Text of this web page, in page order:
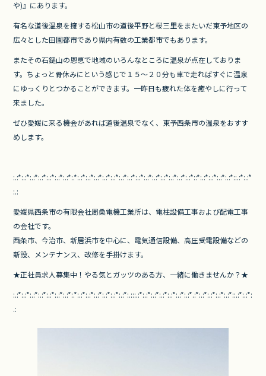
b
o
o
k
や)』にあります。
有名な道後温泉を擁する松山市の道後平野と桜三里をまたいだ東予地区の
広々とした田園都市であり県内有数の工業都市でもあります。
またその石鎚山の恩恵で地域のいろんなところに温泉が点在しておりま
す。ちょっと骨休みにという感じで１５～２０分も車で走ればすぐに温泉
にゆっくりとつかることができます。一昨日も疲れた体を癒やしに行って
来ました。
ぜひ愛媛に来る機会があれば道後温泉でなく、東予西条市の温泉をおすす
めします。
:.:*:.:*:.:*:.:*:.:*:.:*:.:*:.*:.:*:.:*:.:*:.:*:.:*:.:*:.:*:.:*:.:*:.:*:.:*:.:*:.:*:.:*::*:.:*:.:*:.:*:.:*::.:*:.:*
:.:
愛媛県西条市の有限会社周桑電機工業所は、 電柱設備工事および配電工事
の会社です。
西条市、今治市、新居浜市を中心に、電気通信設備、高圧受電設備などの
新設、メンテナンス、改修を手掛けます。
★正社員求人募集中！やる気とガッツのある方、 一緒に働きませんか？★
:.:*:.:*:.:*:.:*:.:*:.:*:.:*:.*:.:*:.:*:.:*:.:*:.:*:.:*:.:::.:*:.:*:.:*:.:*:.:*:.:*:.:*.:*:.:*:.:*:.:*:.:*::.:*:.:*:
.: